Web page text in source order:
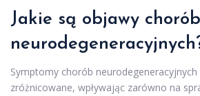
Jakie są objawy chorób
Symptomy chorób
zróżnicowane, wpływając zarówno na